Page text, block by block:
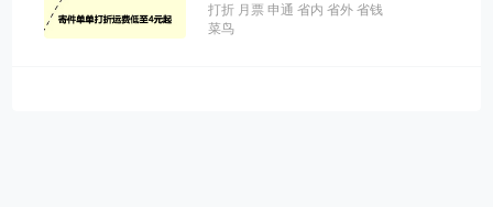
打折 月票 申通 省内 省外 省钱
菜鸟